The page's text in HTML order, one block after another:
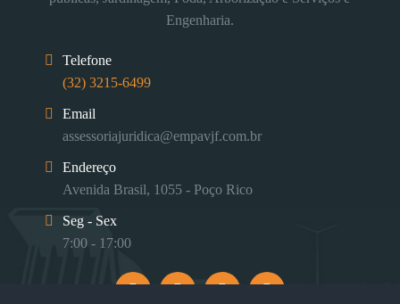
Engenharia.
Telefone
(32) 3215-6499
Email
assessoriajuridica@empavjf.com.br
Endereço
Avenida Brasil, 1055 - Poço Rico
Seg - Sex
7:00 - 17:00